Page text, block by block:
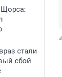
Щорса:
стали
сбой